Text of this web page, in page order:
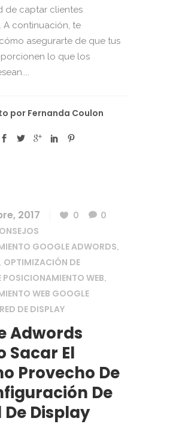
de captar clientes
A continuación, te
asegurarte de que tus
lo que los
por Fernanda Coulon
2017 0
0
GOOGLE ADWORDS,
OPTIMIZACIÓN DE
POSICIONAMIENTO WEB,
WEB GOOGLE
RED DE DISPLAY
Adwords
Sacar El
Provecho De
De
De Display